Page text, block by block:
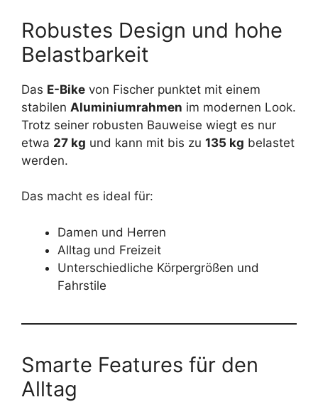
Robustes Design und hohe
Belastbarkeit
Das E-Bike von Fischer punktet mit einem
stabilen Aluminiumrahmen im modernen Look.
Trotz seiner robusten Bauweise wiegt es nur
etwa 27 kg und kann mit bis zu 135 kg belastet
werden.
Das macht es ideal für:
Damen und Herren
Alltag und Freizeit
Unterschiedliche Körpergrößen und
Fahrstile
Smarte Features für den
Alltag